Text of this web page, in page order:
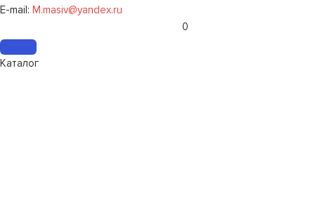
E-mail: M.masiv@yandex.ru
0
Каталог